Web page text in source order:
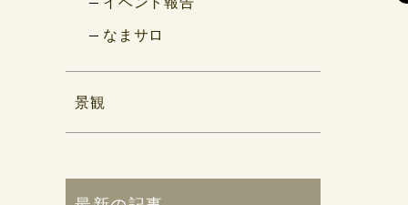
なまサロ
景観